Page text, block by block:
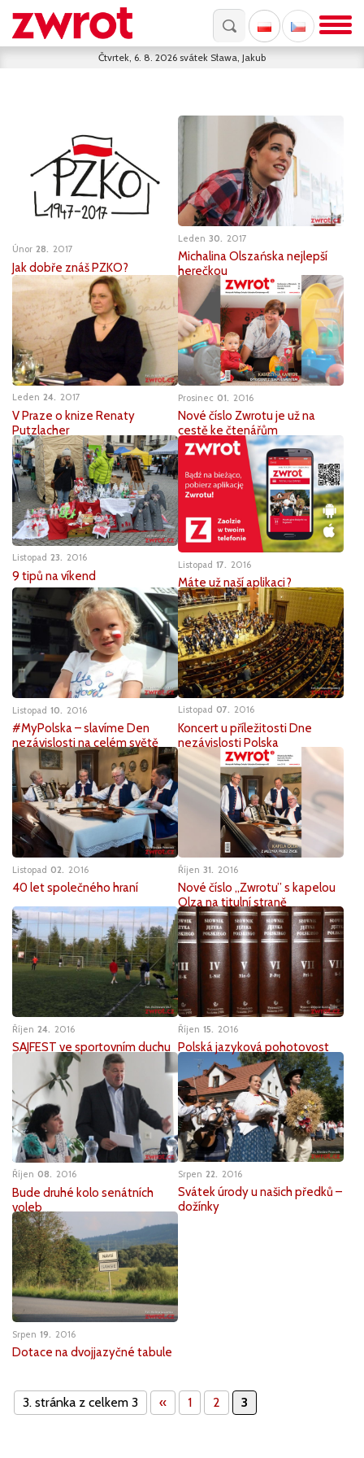
Čtvrtek, 6. 8. 2026 svátek Sława, Jakub
Únor 28 2017
Jak dobře znáš PZKO?
Leden 30 2017
Michalina Olszańska nejlepší
herečkou
Leden 24 2017
V Praze o knize Renaty
Putzlacher
Prosinec 01 2016
Nové číslo Zwrotu je už na
cestě ke čtenářům
Listopad 23 2016
9 tipů na víkend
Listopad 17 2016
Máte už naší aplikaci?
Listopad 10 2016
#MyPolska – slavíme Den
nezávislosti na celém světě
Listopad 07 2016
Koncert u příležitosti Dne
nezávislosti Polska
Listopad 02 2016
40 let společného hraní
Říjen 31 2016
Nové číslo „Zwrotu” s kapelou
Olza na titulní straně
Říjen 24 2016
SAJFEST ve sportovním duchu
Říjen 15 2016
Polská jazyková pohotovost
Říjen 08 2016
Bude druhé kolo senátních
voleb
Srpen 22 2016
Svátek úrody u našich předků –
dožínky
Srpen 19 2016
Dotace na dvojjazyčné tabule
3. stránka z celkem 3 « 1 2 3